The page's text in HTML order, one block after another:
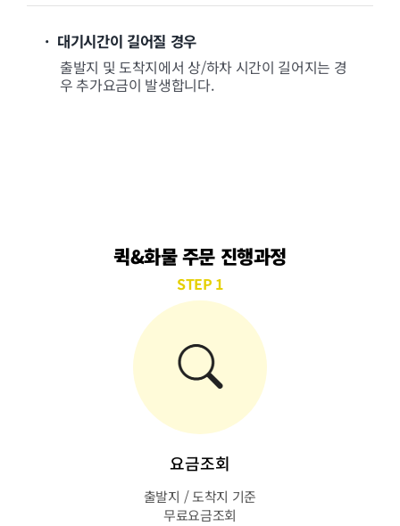
· 대기시간이 길어질 경우
출발지 및 도착지에서 상/하차 시간이 길어지는 경
우 추가요금이 발생합니다.
퀵&화물 주문 진행과정
STEP 1
요금조회
출발지 / 도착지 기준
무료요금조회